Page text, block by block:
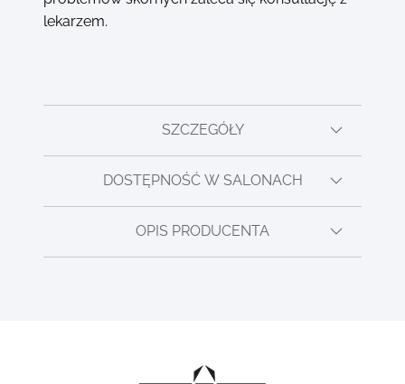
lekarzem.
SZCZEGÓŁY
DOSTĘPNOŚĆ W SALONACH
OPIS PRODUCENTA